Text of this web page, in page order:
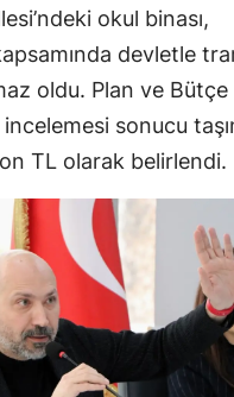
okul binası,
devletle
oldu. Plan ve Bütçe
sonucu
TL olarak belirlendi.